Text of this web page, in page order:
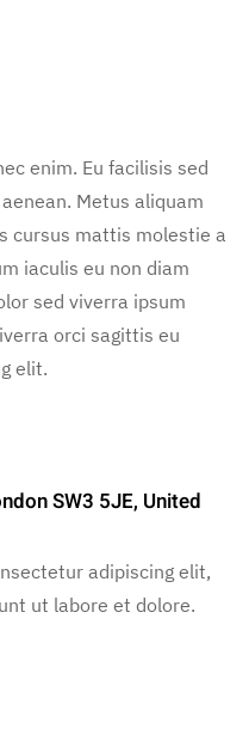
enim. Eu facilisis sed
Metus aliquam
cursus mattis molestie a
iaculis eu non diam
sed viverra ipsum
orci sagittis eu
elit.
SW3 5JE, United
adipiscing elit,
ut labore et dolore.